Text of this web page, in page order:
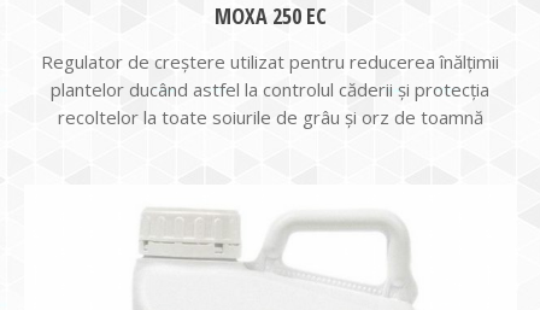
MOXA 250 EC
Regulator de creştere utilizat pentru reducerea înălţimii
plantelor ducând astfel la controlul căderii şi protecţia
recoltelor la toate soiurile de grâu şi orz de toamnă